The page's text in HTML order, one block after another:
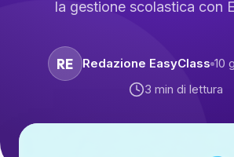
la gestione scolastica con
RE Redazione EasyClass 10
3 min di lettura